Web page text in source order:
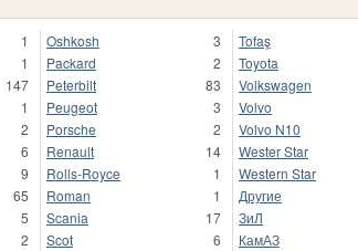
1
1
147
1
2
6
9
65
5
2
Oshkosh
3
Packard
2
Peterbilt
83
Peugeot
3
Porsche
2
Renault
14
Rolls-Royce
1
Roman
1
Scania
17
Scot
6
Tofaş
Toyota
Volkswagen
Volvo
Volvo N10
Wester Star
Western Star
Другие
ЗиЛ
КамАЗ